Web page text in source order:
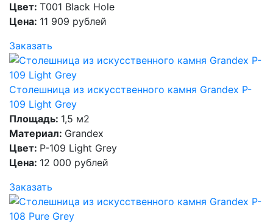
Цвет: T001 Black Hole
Цена: 11 909 рублей
Заказать
Столешница из искусственного камня Grandex P-
109 Light Grey
Площадь: 1,5 м2
Материал: Grandex
Цвет: P-109 Light Grey
Цена: 12 000 рублей
Заказать